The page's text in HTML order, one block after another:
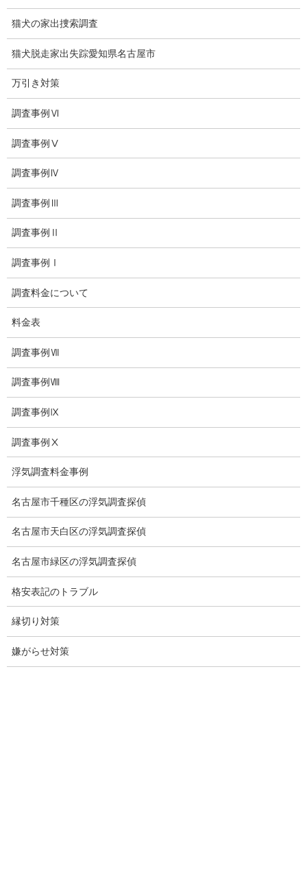
推奨・提携法律事務所
探偵日記
夫婦の信頼関係
お知らせ
いじめ相談
子供の虐待
児童虐待防止対策
子供のいじめ相談
お問い合わせ
愛知県内出張面談実施中
浮気調査専門
結婚前の行動調査
結婚調査
社員の行動調査
行動調査
法人調査
企業調査
猫犬の家出捜索調査
猫犬脱走家出失踪愛知県名古屋市
万引き対策
調査事例Ⅵ
調査事例Ⅴ
調査事例Ⅳ
調査事例Ⅲ
調査事例Ⅱ
調査事例Ⅰ
調査料金について
料金表
調査事例Ⅶ
調査事例Ⅷ
調査事例Ⅸ
調査事例Ⅹ
浮気調査料金事例
名古屋市千種区の浮気調査探偵
名古屋市天白区の浮気調査探偵
名古屋市緑区の浮気調査探偵
格安表記のトラブル
縁切り対策
嫌がらせ対策